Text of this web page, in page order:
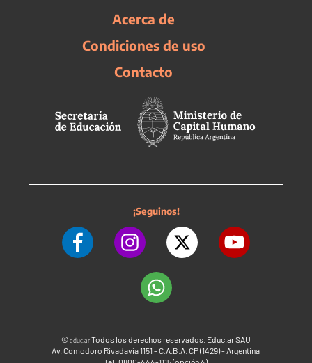
Acerca de
Condiciones de uso
Contacto
¡Seguinos!
©educ.arTodos los derechos reservados. Educ.ar SAU
Av. Comodoro Rivadavia 1151 - C.A.B.A. CP (1429) - Argentina